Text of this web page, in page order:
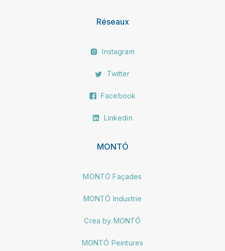
Réseaux
Instagram
Twitter
Facebook
Linkedin
MONTÓ
MONTÓ Façades
MONTÓ Industrie
Crea by MONTÓ
MONTÓ Peintures